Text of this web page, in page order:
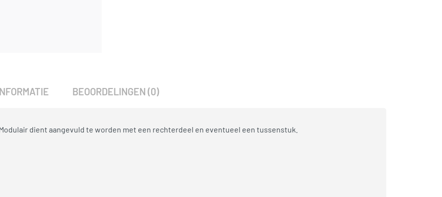
BEOORDELINGEN (0)
dient aangevuld te worden met een rechterdeel en eventueel een tussenstuk.